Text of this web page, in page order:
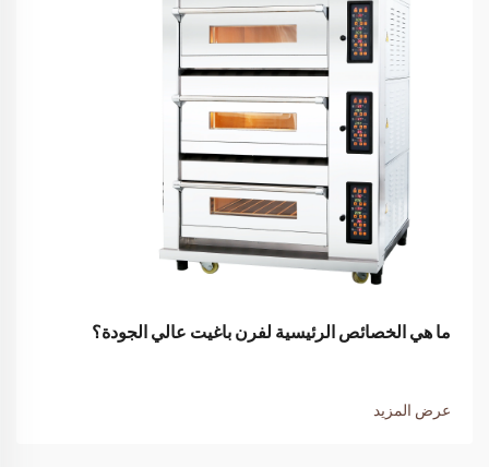
ما هي الخصائص الرئيسية لفرن باغيت عالي الجودة؟
عرض المزيد